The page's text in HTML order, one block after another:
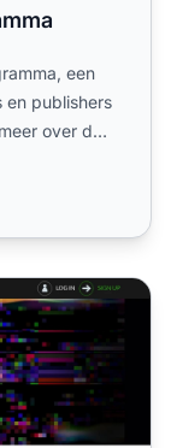
een
publishers
over de